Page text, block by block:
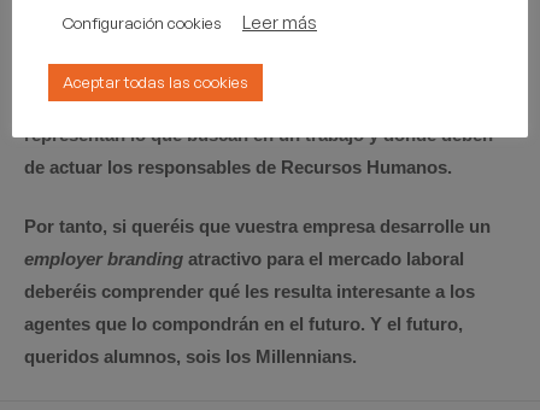
definida, flexibilidad, variedad de tareas, o aspectos tan
sencillos como que se os deje escuchar música en el
trabajo son demandas comunes en los
representan lo que buscan en un trabajo y dónde deben
de actuar los responsables de Recursos Humanos.
Por tanto, si queréis que vuestra empresa desarrolle un
employer branding atractivo para el mercado laboral
deberéis comprender qué les resulta interesante a los
agentes que lo compondrán en el futuro. Y el futuro,
queridos alumnos, sois los Millennians.
Configuración cookies Leer más
Aceptar todas las cookies